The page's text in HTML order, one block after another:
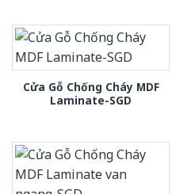
Cửa Gỗ Chống Cháy MDF
Laminate-SGD